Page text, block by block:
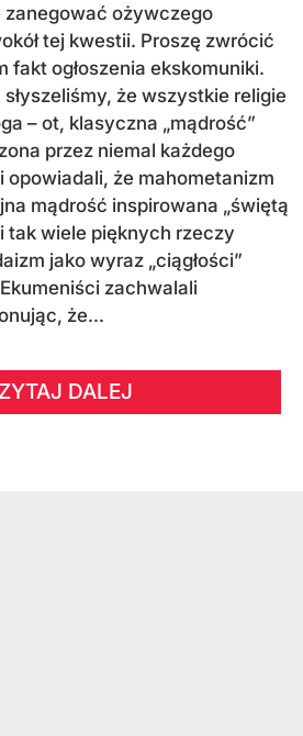
zanegować ożywczego
tej kwestii. Proszę zwrócić
fakt ogłoszenia ekskomuniki.
że wszystkie religie
– ot, klasyczna „mądrość”
przez niemal każdego
opowiadali, że mahometanizm
mądrość inspirowana „świętą
tak wiele pięknych rzeczy
jako wyraz „ciągłości”
zachwalali
że...
DALEJ